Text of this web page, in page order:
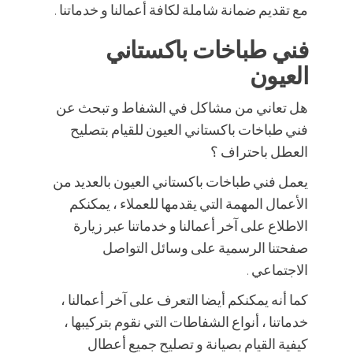
مع تقديم ضمانة شاملة لكافة أعمالنا و خدماتنا .
فني طباخات باكستاني
العيون
هل تعاني من مشاكل في الشفاط و تبحث عن
فني طباخات باكستاني العيون للقيام بتصليح
العطل باحتراف ؟
يعمل فني طباخات باكستاني العيون بالعديد من
الأعمال المهمة التي يقدمها للعملاء ، يمكنكم
الاطلاع على آخر أعمالنا و خدماتنا عبر زيارة
صفحتنا الرسمية على وسائل التواصل
الاجتماعي .
كما أنه يمكنكم أيضا التعرف على آخر أعمالنا ،
خدماتنا ، أنواع الشفاطات التي نقوم بتركيبها ،
كيفية القيام بصيانة و تصليح جميع أعطال